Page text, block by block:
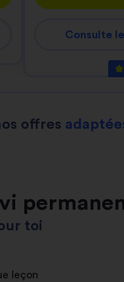
Consulte
offres
toi
leçon